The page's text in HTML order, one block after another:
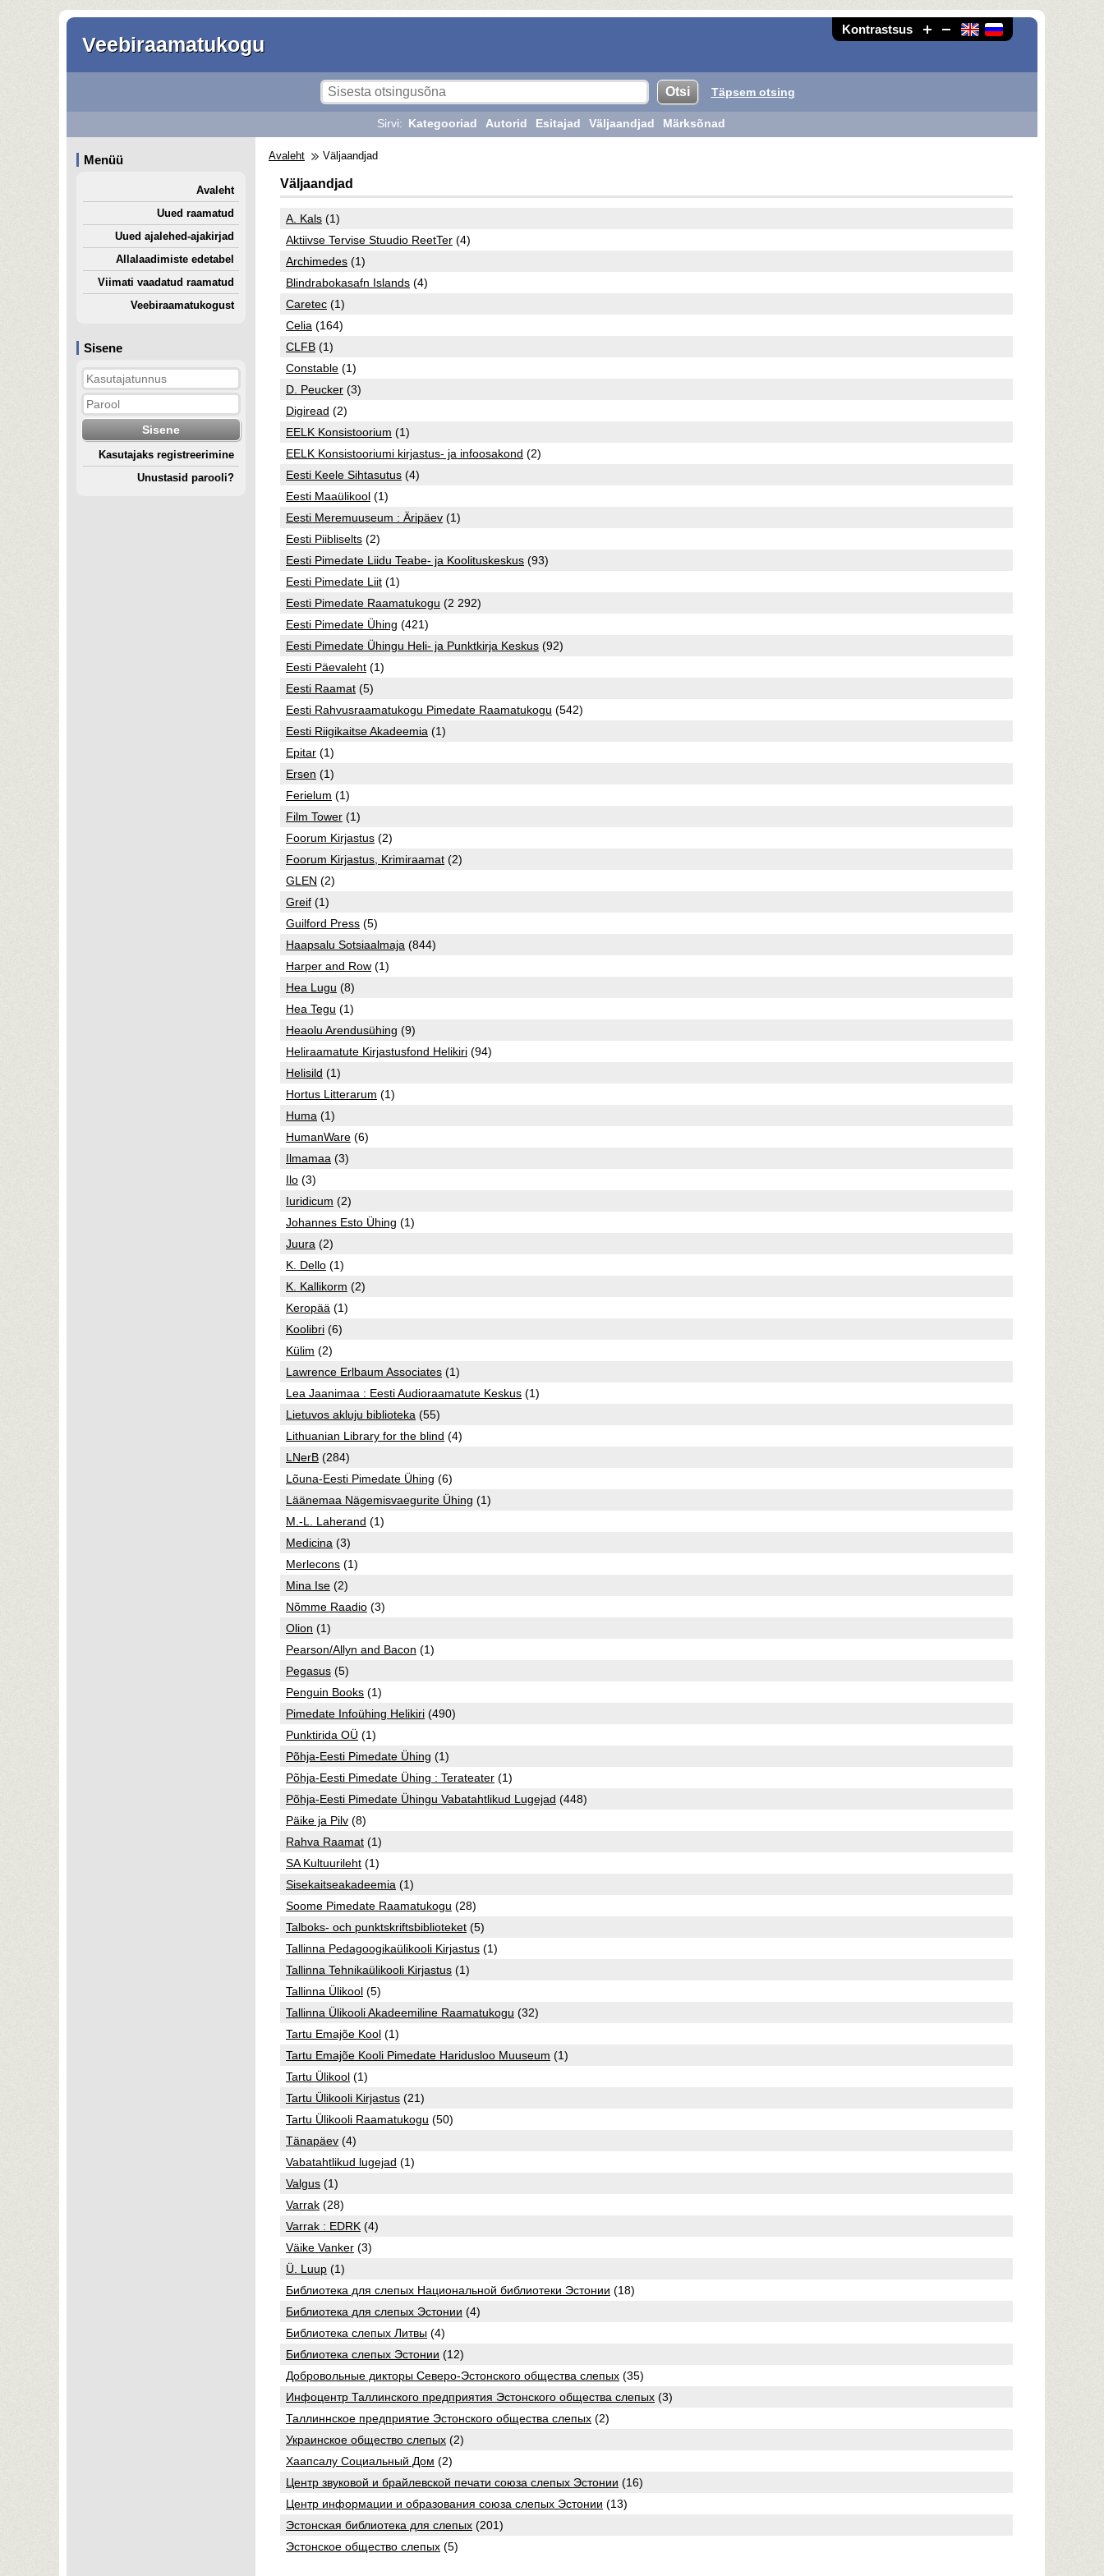
Kontrastsus
Veebiraamatukogu
Sisene
Kasutajaks registreerimine
Unustasid parooli?
Täpsem otsing
Sirvi: Kategooriad Autorid Esitajad Väljaandjad Märksõnad
Menüü
Avaleht
Uued raamatud
Uued ajalehed-ajakirjad
Allalaadimiste edetabel
Viimati vaadatud raamatud
Veebiraamatukogust
Avaleht Väljaandjad
Väljaandjad
A. Kals (1)
Aktiivse Tervise Stuudio ReetTer (4)
Archimedes (1)
Blindrabokasafn Islands (4)
Caretec (1)
Celia (164)
CLFB (1)
Constable (1)
D. Peucker (3)
Digiread (2)
EELK Konsistoorium (1)
EELK Konsistooriumi kirjastus- ja infoosakond (2)
Eesti Keele Sihtasutus (4)
Eesti Maaülikool (1)
Eesti Meremuuseum : Äripäev (1)
Eesti Piibliselts (2)
Eesti Pimedate Liidu Teabe- ja Koolituskeskus (93)
Eesti Pimedate Liit (1)
Eesti Pimedate Raamatukogu (2 292)
Eesti Pimedate Ühing (421)
Eesti Pimedate Ühingu Heli- ja Punktkirja Keskus (92)
Eesti Päevaleht (1)
Eesti Raamat (5)
Eesti Rahvusraamatukogu Pimedate Raamatukogu (542)
Eesti Riigikaitse Akadeemia (1)
Epitar (1)
Ersen (1)
Ferielum (1)
Film Tower (1)
Foorum Kirjastus (2)
Foorum Kirjastus, Krimiraamat (2)
GLEN (2)
Greif (1)
Guilford Press (5)
Haapsalu Sotsiaalmaja (844)
Harper and Row (1)
Hea Lugu (8)
Hea Tegu (1)
Heaolu Arendusühing (9)
Heliraamatute Kirjastusfond Helikiri (94)
Helisild (1)
Hortus Litterarum (1)
Huma (1)
HumanWare (6)
Ilmamaa (3)
Ilo (3)
Iuridicum (2)
Johannes Esto Ühing (1)
Juura (2)
K. Dello (1)
K. Kallikorm (2)
Keropää (1)
Koolibri (6)
Külim (2)
Lawrence Erlbaum Associates (1)
Lea Jaanimaa : Eesti Audioraamatute Keskus (1)
Lietuvos akluju biblioteka (55)
Lithuanian Library for the blind (4)
LNerB (284)
Lõuna-Eesti Pimedate Ühing (6)
Läänemaa Nägemisvaegurite Ühing (1)
M.-L. Laherand (1)
Medicina (3)
Merlecons (1)
Mina Ise (2)
Nõmme Raadio (3)
Olion (1)
Pearson/Allyn and Bacon (1)
Pegasus (5)
Penguin Books (1)
Pimedate Infoühing Helikiri (490)
Punktirida OÜ (1)
Põhja-Eesti Pimedate Ühing (1)
Põhja-Eesti Pimedate Ühing : Terateater (1)
Põhja-Eesti Pimedate Ühingu Vabatahtlikud Lugejad (448)
Päike ja Pilv (8)
Rahva Raamat (1)
SA Kultuurileht (1)
Sisekaitseakadeemia (1)
Soome Pimedate Raamatukogu (28)
Talboks- och punktskriftsbiblioteket (5)
Tallinna Pedagoogikaülikooli Kirjastus (1)
Tallinna Tehnikaülikooli Kirjastus (1)
Tallinna Ülikool (5)
Tallinna Ülikooli Akadeemiline Raamatukogu (32)
Tartu Emajõe Kool (1)
Tartu Emajõe Kooli Pimedate Haridusloo Muuseum (1)
Tartu Ülikool (1)
Tartu Ülikooli Kirjastus (21)
Tartu Ülikooli Raamatukogu (50)
Tänapäev (4)
Vabatahtlikud lugejad (1)
Valgus (1)
Varrak (28)
Varrak : EDRK (4)
Väike Vanker (3)
Ü. Luup (1)
Библиотека для слепых Национальной библиотеки Эстонии (18)
Библиотека для слепых Эстонии (4)
Библиотека слепых Литвы (4)
Библиотека слепых Эстонии (12)
Добровольные дикторы Северо-Эстонского общества слепых (35)
Инфоцентр Таллинского предприятия Эстонского общества слепых (3)
Таллиннское предприятие Эстонского общества слепых (2)
Украинское общество слепых (2)
Хаапсалу Социальный Дом (2)
Центр звуковой и брайлевской печати союза слепых Эстонии (16)
Центр информации и образования союза слепых Эстонии (13)
Эстонская библиотека для слепых (201)
Эстонское общество слепых (5)